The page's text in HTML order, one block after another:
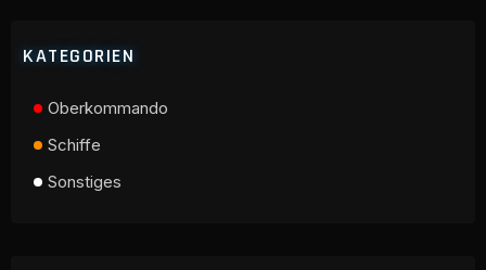
KATEGORIEN
Oberkommando
Schiffe
Sonstiges